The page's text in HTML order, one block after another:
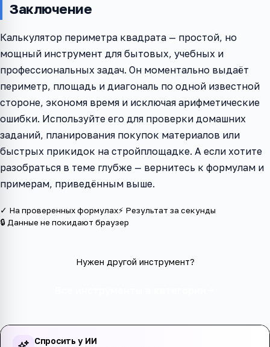
Заключение
Калькулятор периметра квадрата — простой, но
мощный инструмент для бытовых, учебных и
профессиональных задач. Он моментально выдаёт
периметр, площадь и диагональ по одной известной
стороне, экономя время и исключая арифметические
ошибки. Используйте его для проверки домашних
заданий, планирования покупок материалов или
быстрых прикидок на стройплощадке. А если хотите
разобраться в теме глубже — вернитесь к формулам и
примерам, приведённым выше.
✓ На проверенных формулах⚡ Результат за секунды
🔒 Данные не покидают браузер
Нужен другой инструмент?
Спросить у ИИ